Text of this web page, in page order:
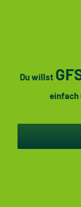
Du willst
einfach